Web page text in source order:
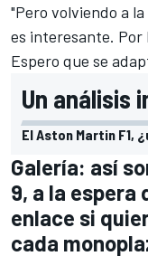
"Pero volviendo a
es interesante. Por
Espero que se
Un análisis
El Aston Martin F1,
Galería: así
9, a la espera
enlace si
cada